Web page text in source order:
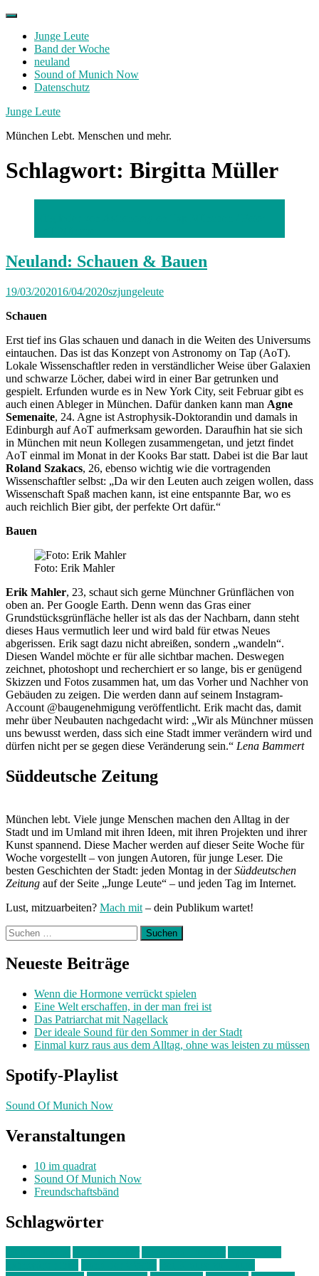
Skip
contentJunge Leute
Band der Woche
neuland
Sound of Munich Now
Datenschutz
Facebook
Twitter
Instagram
Junge Leute
München Lebt. Menschen und mehr.
Schlagwort: Birgitta Müller
Neuland: Schauen & Bauen
19/03/202016/04/2020szjungeleute
Schauen
Erst tief ins Glas schauen und danach in die Weiten des Universums
eintauchen. Das ist das Konzept von Astronomy on Tap (AoT).
Lokale Wissenschaftler reden in verständlicher Weise über Galaxien
und schwarze Löcher, dabei wird in einer Bar getrunken und
gespielt. Erfunden wurde es in New York City, seit Februar gibt es
auch einen Ableger in München. Dafür danken kann man Agne
Semenaite, 24. Agne ist Astrophysik-Doktorandin und damals in
Edinburgh auf AoT aufmerksam geworden. Daraufhin hat sie sich
in München mit neun Kollegen zusammengetan, und jetzt findet
AoT einmal im Monat in der Kooks Bar statt. Dabei ist die Bar laut
Roland Szakacs, 26, ebenso wichtig wie die vortragenden
Wissenschaftler selbst: „Da wir den Leuten auch zeigen wollen, dass
Wissenschaft Spaß machen kann, ist eine entspannte Bar, wo es
auch reichlich Bier gibt, der perfekte Ort dafür.“
Bauen
Foto: Erik Mahler
Erik Mahler, 23, schaut sich gerne Münchner Grünflächen von
oben an. Per Google Earth. Denn wenn das Gras einer
Grundstücksgrünfläche heller ist als das der Nachbarn, dann steht
dieses Haus vermutlich leer und wird bald für etwas Neues
abgerissen. Erik sagt dazu nicht abreißen, sondern „wandeln“.
Diesen Wandel möchte er für alle sichtbar machen. Deswegen
zeichnet, photoshopt und recherchiert er so lange, bis er genügend
Skizzen und Fotos zusammen hat, um das Vorher und Nachher von
Gebäuden zu zeigen. Die werden dann auf seinem Instagram-
Account @baugenehmigung veröffentlicht. Erik macht das, damit
mehr über Neubauten nachgedacht wird: „Wir als Münchner müssen
uns bewusst werden, dass sich eine Stadt immer verändern wird und
dürfen nicht per se gegen diese Veränderung sein.“ Lena Bammert
Süddeutsche Zeitung
München lebt. Viele junge Menschen machen den Alltag in der
Stadt und im Umland mit ihren Ideen, mit ihren Projekten und ihrer
Kunst spannend. Diese Macher werden auf dieser Seite Woche für
Woche vorgestellt – von jungen Autoren, für junge Leser. Die
besten Geschichten der Stadt: jeden Montag in derSüddeutschen
Zeitung auf der Seite „Junge Leute“ – und jeden Tag im Internet.
Lust, mitzuarbeiten? Mach mit – dein Publikum wartet!
Suchen
nach:
Neueste Beiträge
Wenn die Hormone verrückt spielen
Eine Welt erschaffen, in der man frei ist
Das Patriarchat mit Nagellack
Der ideale Sound für den Sommer in der Stadt
Einmal kurz raus aus dem Alltag, ohne was leisten zu müssen
Spotify-Playlist
Sound Of Munich Now
Veranstaltungen
10 im quadrat
Sound Of Munich Now
Freundschaftsbänd
Schlagwörter